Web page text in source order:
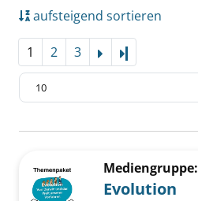
aufsteigend sortieren
1 2 3
Zu den Suchfiltern springen
Mediengruppe:
Evolution